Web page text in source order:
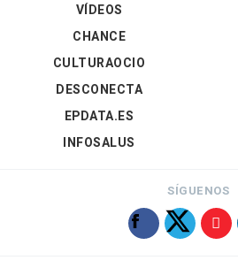
VÍDEOS
CHANCE
CULTURAOCIO
DESCONECTA
EPDATA.ES
INFOSALUS
SÍGUENOS